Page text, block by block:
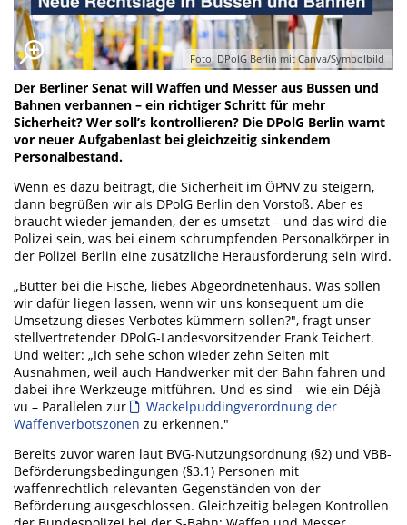
Foto: DPolG Berlin mit Canva/Symbolbild
Der Berliner Senat will Waffen und Messer aus Bussen und
Bahnen verbannen – ein richtiger Schritt für mehr
Sicherheit? Wer soll’s kontrollieren? Die DPolG Berlin warnt
vor neuer Aufgabenlast bei gleichzeitig sinkendem
Personalbestand.
Wenn es dazu beiträgt, die Sicherheit im ÖPNV zu steigern,
dann begrüßen wir als DPolG Berlin den Vorstoß. Aber es
braucht wieder jemanden, der es umsetzt – und das wird die
Polizei sein, was bei einem schrumpfenden Personalkörper in
der Polizei Berlin eine zusätzliche Herausforderung sein wird.
„Butter bei die Fische, liebes Abgeordnetenhaus. Was sollen
wir dafür liegen lassen, wenn wir uns konsequent um die
Umsetzung dieses Verbotes kümmern sollen?", fragt unser
stellvertretender DPolG-Landesvorsitzender Frank Teichert.
Und weiter: „Ich sehe schon wieder zehn Seiten mit
Ausnahmen, weil auch Handwerker mit der Bahn fahren und
dabei ihre Werkzeuge mitführen. Und es sind – wie ein Déjà-
vu – Parallelen zur
Wackelpuddingverordnung der
Waffenverbotszonen zu erkennen."
Bereits zuvor waren laut BVG-Nutzungsordnung (§2) und VBB-
Beförderungsbedingungen (§3.1) Personen mit
waffenrechtlich relevanten Gegenständen von der
Beförderung ausgeschlossen. Gleichzeitig belegen Kontrollen